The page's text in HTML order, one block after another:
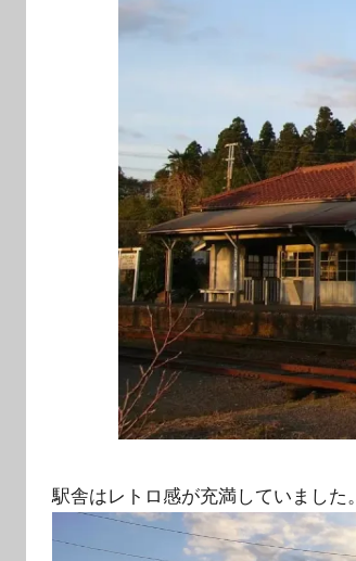
駅舎はレトロ感が充満していました。